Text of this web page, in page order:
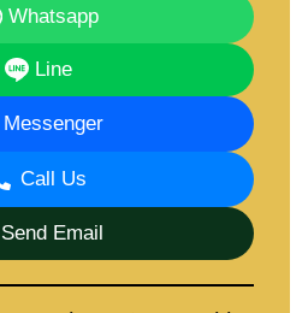
Whatsapp
Line
Messenger
Call Us
Send Email